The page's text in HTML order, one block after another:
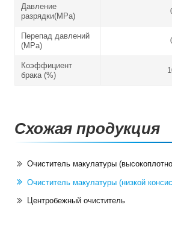
Давление
разрядки(MPa)
Перепад давлений
(MPa)
Коэффициент
брака (%)
Схожая продукция
Очиститель макулатуры
Очиститель макулатуры (низкой
Центробежный очиститель